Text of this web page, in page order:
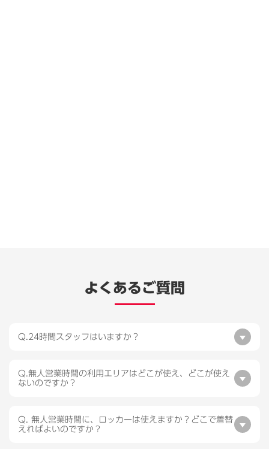
よくあるご質問
Q.24時間スタッフはいますか？
Q.無人営業時間の利用エリアはどこが使え、どこが使え
ないのですか？
Q. 無人営業時間に、ロッカーは使えますか？どこで着替
えればよいのですか？